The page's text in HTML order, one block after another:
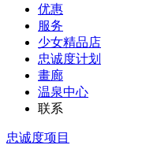
优惠
服务
少女精品店
忠诚度计划
畫廊
温泉中心
联系
忠诚度项目